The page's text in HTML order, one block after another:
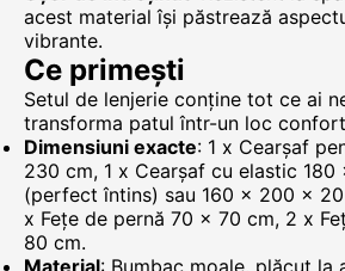
acest material își păstrează
vibrante.
Ce primești
Setul de lenjerie conține tot ce ai
transforma patul într-un loc
Dimensiuni exacte: 1 x Cearșaf
230 cm, 1 x Cearșaf cu elastic
(perfect întins) sau 160 × 200 ×
x Fețe de pernă 70 × 70 cm, 2 x
80 cm.
Material: Bumbac moale, plăcut la